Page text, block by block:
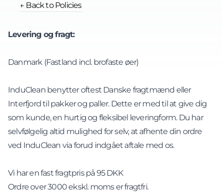
← Back to Policies
Levering og fragt:
Danmark (Fastland incl. brofaste øer)
InduClean benytter oftest Danske fragtmænd eller
Interfjord til pakker og paller. Dette er med til at give dig
som kunde, en hurtig og fleksibel leveringform. Du har
selvfølgelig altid mulighed for selv, at afhente din ordre
ved InduClean via forud indgået aftale med os.
Vi har en fast fragtpris på 95 DKK
Ordre over 3000 ekskl. moms er fragtfri.